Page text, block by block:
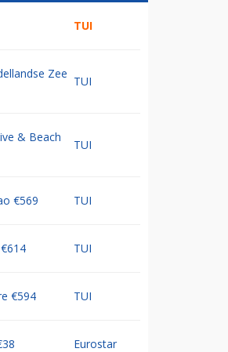
TUI
Zee
TUI
& Beach
TUI
€569 TUI
TUI
€594 TUI
Eurostar